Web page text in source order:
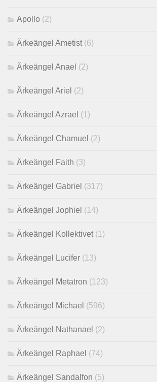
Apollo (2)
Ärkeängel Ametist (6)
Ärkeängel Anael (2)
Ärkeängel Ariel (2)
Ärkeängel Azrael (1)
Ärkeängel Chamuel (2)
Ärkeängel Faith (3)
Ärkeängel Gabriel (317)
Ärkeängel Jophiel (14)
Ärkeängel Kollektivet (1)
Ärkeängel Lucifer (13)
Ärkeängel Metatron (123)
Ärkeängel Michael (596)
Ärkeängel Nathanael (2)
Ärkeängel Raphael (74)
Ärkeängel Sandalfon (5)